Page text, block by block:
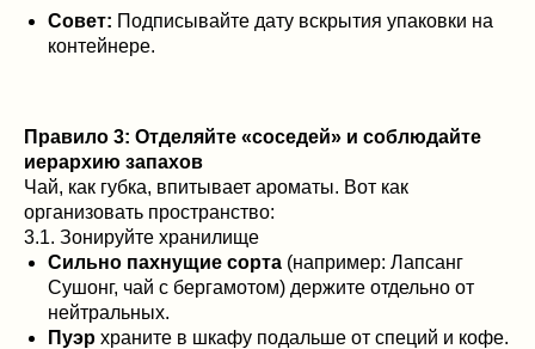
Совет: Подписывайте дату вскрытия упаковки на
контейнере.
Правило 3: Отделяйте «соседей» и соблюдайте
иерархию запахов
Чай, как губка, впитывает ароматы. Вот как
организовать пространство:
3.1. Зонируйте хранилище
Сильно пахнущие сорта (например: Лапсанг
Сушонг, чай с бергамотом) держите отдельно от
нейтральных.
Пуэр храните в шкафу подальше от специй и кофе.